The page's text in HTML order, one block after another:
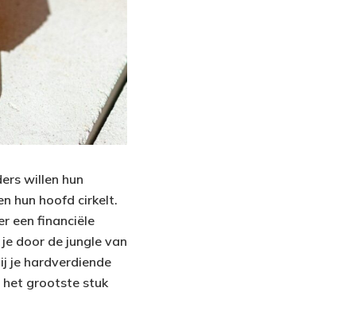
willen hun
hun hoofd cirkelt.
een financiële
door de jungle van
je hardverdiende
het grootste stuk